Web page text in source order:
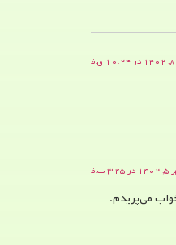
ب.ظ
می‌پریدم.